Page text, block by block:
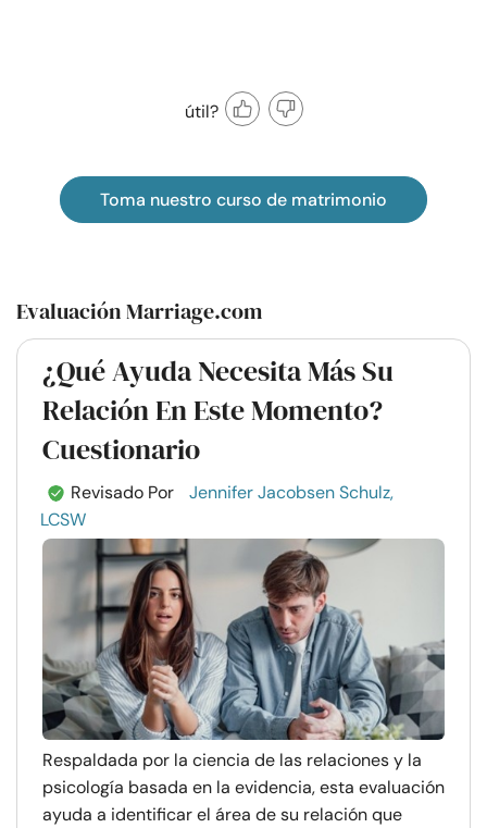
útil?
Toma nuestro curso de matrimonio
Evaluación Marriage.com
¿Qué Ayuda Necesita Más Su
Relación En Este Momento?
Cuestionario
Revisado Por
Jennifer Jacobsen Schulz,
LCSW
Respaldada por la ciencia de las relaciones y la
psicología basada en la evidencia, esta evaluación
ayuda a identificar el área de su relación que